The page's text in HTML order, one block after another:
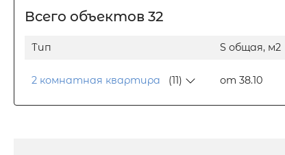
Всего объектов 32
Тип S общая, м2
2 комнатная квартира (11) от 38.10